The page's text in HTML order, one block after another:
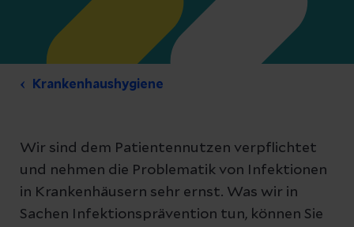
Krankenhaushygiene
Wir sind dem Patientennutzen verpflichtet
und nehmen die Problematik von Infektionen
in Krankenhäusern sehr ernst. Was wir in
Sachen Infektionsprävention tun, können Sie